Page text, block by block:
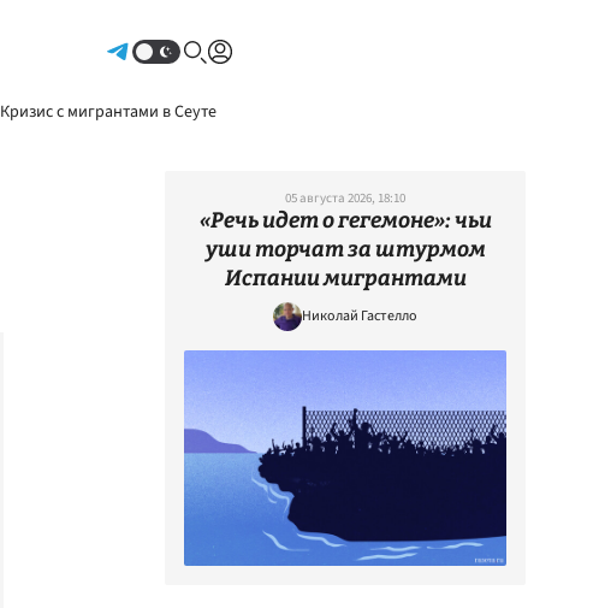
Кризис с мигрантами в Сеуте
05 августа 2026, 18:10
«Речь идет о гегемоне»: чьи
уши торчат за штурмом
Испании мигрантами
Николай Гастелло